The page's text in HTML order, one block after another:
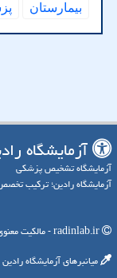
بیمارستان
آزمایشگاه
آزمایشگاه تشخیص پزشکی
آزمایشگاه رادین؛ ترکیب
میانبرهای آزمایشگاه رادین